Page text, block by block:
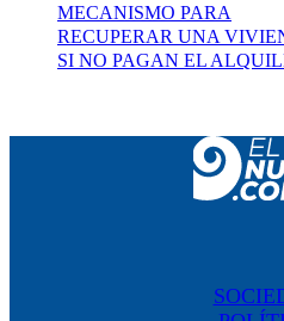
MECANISMO PARA
RECUPERAR UNA
SI NO PAGAN EL